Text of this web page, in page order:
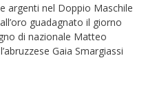
argenti nel Doppio Maschile
guadagnato il giorno
di nazionale Matteo
Gaia Smargiassi